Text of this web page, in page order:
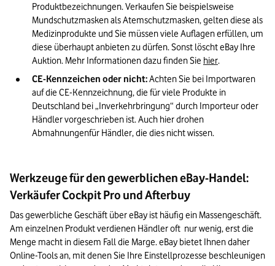
Produktbezeichnungen. Verkaufen Sie beispielsweise
Mundschutzmasken als Atemschutzmasken, gelten diese als
Medizinprodukte und Sie müssen viele Auflagen erfüllen, um
diese überhaupt anbieten zu dürfen. Sonst löscht eBay Ihre
Auktion. Mehr Informationen dazu finden Sie hier.
CE-Kennzeichen oder nicht: Achten Sie bei Importwaren
auf die CE-Kennzeichnung, die für viele Produkte in
Deutschland bei „Inverkehrbringung“ durch Importeur oder
Händler vorgeschrieben ist. Auch hier drohen
Abmahnungenfür Händler, die dies nicht wissen.
Werkzeuge für den gewerblichen eBay-Handel:
Verkäufer Cockpit Pro und Afterbuy
Das gewerbliche Geschäft über eBay ist häufig ein Massengeschäft.
Am einzelnen Produkt verdienen Händler oft  nur wenig, erst die
Menge macht in diesem Fall die Marge. eBay bietet Ihnen daher
Online-Tools an, mit denen Sie Ihre Einstellprozesse beschleunigen